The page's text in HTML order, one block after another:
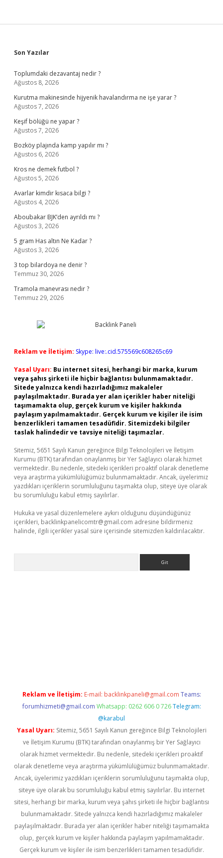
Sidebar
Son Yazılar
Toplumdaki dezavantaj nedir ?
Ağustos 8, 2026
Kurutma makinesinde hijyenik havalandırma ne işe yarar ?
Ağustos 7, 2026
Keşif bölüğü ne yapar ?
Ağustos 7, 2026
Bozköy plajında kamp yapılır mı ?
Ağustos 6, 2026
Kros ne demek futbol ?
Ağustos 5, 2026
Avarlar kimdir kısaca bilgi ?
Ağustos 4, 2026
Aboubakar BJK’den ayrıldı mı ?
Ağustos 3, 2026
5 gram Has altın Ne Kadar ?
Ağustos 3, 2026
3 top bilardoya ne denir ?
Temmuz 30, 2026
Tramola manevrası nedir ?
Temmuz 29, 2026
Reklam ve İletişim: Skype: live:.cid.575569c608265c69
Yasal Uyarı: Bu internet sitesi, herhangi bir marka, kurum
veya şahıs şirketi ile hiçbir bağlantısı bulunmamaktadır.
Sitede yalnızca kendi hazırladığımız makaleler
paylaşılmaktadır. Burada yer alan içerikler haber niteliği
taşımamakta olup, gerçek kurum ve kişiler hakkında
paylaşım yapılmamaktadır. Gerçek kurum ve kişiler ile isim
benzerlikleri tamamen tesadüfidir. Sitemizdeki bilgiler
taslak halindedir ve tavsiye niteliği taşımazlar.
Sitemiz, 5651 Sayılı Kanun gereğince Bilgi Teknolojileri ve İletişim
Kurumu (BTK) tarafından onaylanmış bir Yer Sağlayıcı olarak hizmet
vermektedir. Bu nedenle, sitedeki içerikleri proaktif olarak denetleme
veya araştırma yükümlülüğümüz bulunmamaktadır. Ancak, üyelerimiz
yazdıkları içeriklerin sorumluluğunu taşımakta olup, siteye üye olarak
bu sorumluluğu kabul etmiş sayılırlar.
Hukuka ve yasal düzenlemelere aykırı olduğunu düşündüğünüz
içerikleri, backlinkpanelicomtr@gmail.com adresine bildirmeniz
halinde, ilgili içerikler yasal süre içerisinde sitemizden kaldırılacaktır.
Reklam ve İletişim: E-mail: backlinkpaneli@gmail.com Teams:
forumhizmeti@gmail.com Whatsapp: 0262 606 0 726 Telegram:
@karabul
Yasal Uyarı: Sitemiz, 5651 Sayılı Kanun gereğince Bilgi Teknolojileri
ve İletişim Kurumu (BTK) tarafından onaylanmış bir Yer Sağlayıcı
olarak hizmet vermektedir. Bu nedenle, sitedeki içerikleri proaktif
olarak denetleme veya araştırma yükümlülüğümüz bulunmamaktadır.
Ancak, üyelerimiz yazdıkları içeriklerin sorumluluğunu taşımakta olup,
siteye üye olarak bu sorumluluğu kabul etmiş sayılırlar. Bu internet
sitesi, herhangi bir marka, kurum veya şahıs şirketi ile hiçbir bağlantısı
bulunmamaktadır. Sitede yalnızca kendi hazırladığımız makaleler
paylaşılmaktadır. Burada yer alan içerikler haber niteliği taşımamakta
olup, gerçek kurum ve kişiler hakkında paylaşım yapılmamaktadır.
Gerçek kurum ve kişiler ile isim benzerlikleri tamamen tesadüfidir.